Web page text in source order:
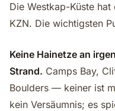
Die Westkap-Küste
KZN. Die wichtigsten
Keine Hainetze an
Strand. Camps Bay,
Boulders — keiner ist
kein Versäumnis; es